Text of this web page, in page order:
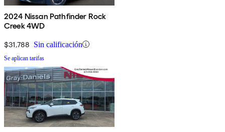
2024 Nissan Pathfinder Rock
Creek 4WD
$31,788 Sin calificación
Se aplican tarifas